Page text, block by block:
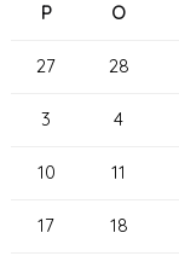
P O
27 28
3 4
10 11
17 18